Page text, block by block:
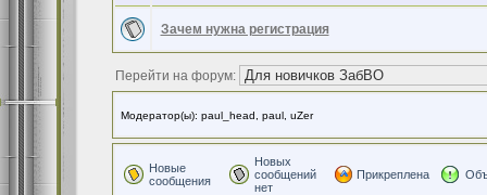
Зачем нужна регистрация
Перейти на форум:
Модератор(ы): paul_head, paul, uZer
Новые
сообщения
Новых
сообщений
нет
Прикреплена